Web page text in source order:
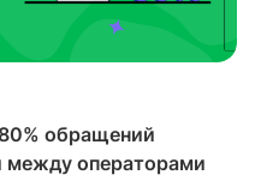
обращений
между операторами